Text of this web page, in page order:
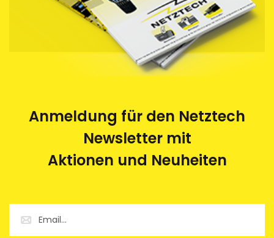
Anmeldung für den Netztech
Newsletter mit
Aktionen und Neuheiten